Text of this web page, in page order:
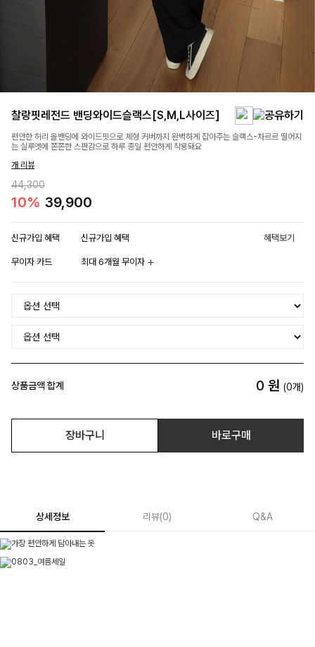
찰랑핏레전드 밴딩와이드슬랙스[S,M,L사이즈]
편안한 허리 올밴딩에 와이드핏으로 체형 커버까지 완벽하게 잡아주는 슬랙스-차르르 떨어지
는 실루엣에 쫀쫀한 스판감으로 하루 종일 편안하게 착용돼요
개 리뷰
44,300
10% 39,900
신규가입 혜택 신규가입 혜택 혜택보기
무이자 카드 최대 6개월 무이자
상품금액 합계 0 원 (0개)
장바구니 바로구매
상세정보 리뷰(0) Q&A